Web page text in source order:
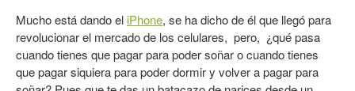
Mucho está dando el iPhone, se ha dicho de él que llegó para
revolucionar el mercado de los celulares, pero, ¿qué pasa
cuando tienes que pagar para poder soñar o cuando tienes
que pagar siquiera para poder dormir y volver a pagar para